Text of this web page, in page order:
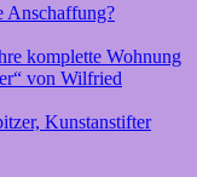
Anschaffung?
komplette Wohnung
von Wilfried
Kunstanstifter